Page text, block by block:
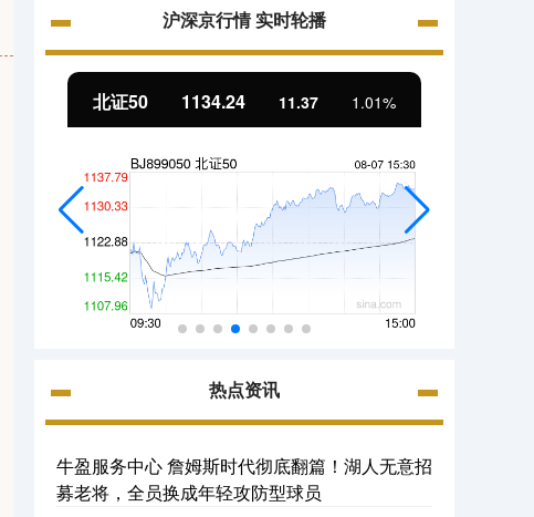
沪深京行情 实时轮播
北证50 1134.24 11.37 1.01%
热点资讯
牛盈服务中心 詹姆斯时代彻底翻篇！湖人无意招
募老将，全员换成年轻攻防型球员